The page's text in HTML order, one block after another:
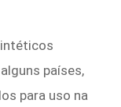
países,
para uso na